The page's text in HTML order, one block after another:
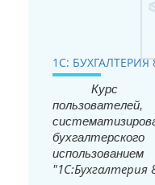
1С: БУХГАЛТЕРИЯ
Курс
использованием
"1С:Бухгалтерия